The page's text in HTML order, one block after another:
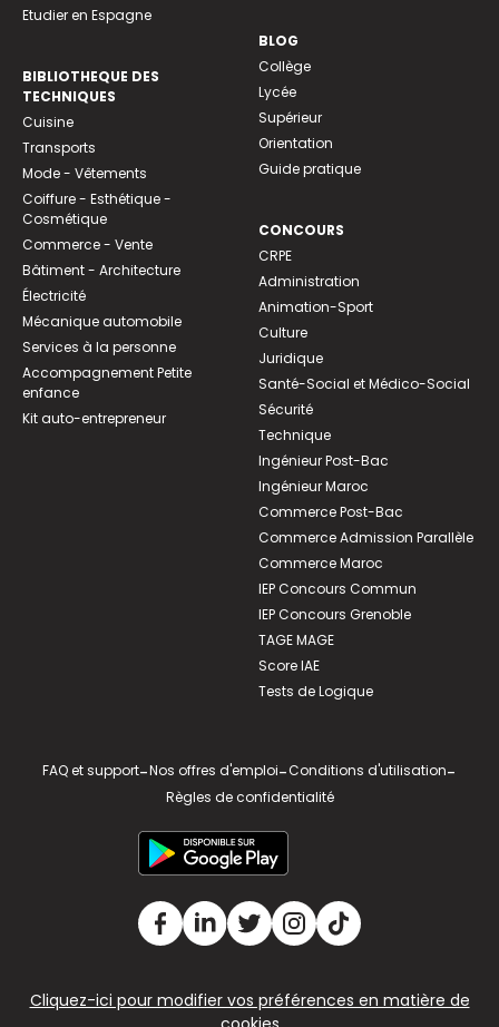
Etudier en Espagne
BIBLIOTHEQUE DES
TECHNIQUES
Cuisine
Transports
Mode - Vêtements
Coiffure - Esthétique -
Cosmétique
Commerce - Vente
Bâtiment - Architecture
Électricité
Mécanique automobile
Services à la personne
Accompagnement Petite
enfance
Kit auto-entrepreneur
BLOG
Collège
Lycée
Supérieur
Orientation
Guide pratique
CONCOURS
CRPE
Administration
Animation-Sport
Culture
Juridique
Santé-Social et Médico-Social
Sécurité
Technique
Ingénieur Post-Bac
Ingénieur Maroc
Commerce Post-Bac
Commerce Admission Parallèle
Commerce Maroc
IEP Concours Commun
IEP Concours Grenoble
TAGE MAGE
Score IAE
Tests de Logique
FAQ et support-Nos offres d'emploi-Conditions d'utilisation-
Règles de confidentialité
Cliquez-ici pour modifier vos préférences en matière de